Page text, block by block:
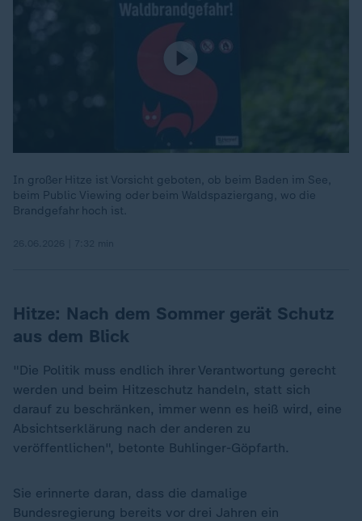
In großer Hitze ist Vorsicht geboten, ob beim Baden im See,
beim Public Viewing oder beim Waldspaziergang, wo die
Brandgefahr hoch ist.
Hitze: Nach dem Sommer gerät Schutz
aus dem Blick
"Die Politik muss endlich ihrer Verantwortung gerecht
werden und beim Hitzeschutz handeln, statt sich
darauf zu beschränken, immer wenn es heiß wird, eine
Absichtserklärung nach der anderen zu
veröffentlichen", betonte Buhlinger-Göpfarth.
Sie erinnerte daran, dass die damalige
Bundesregierung bereits vor drei Jahren ein